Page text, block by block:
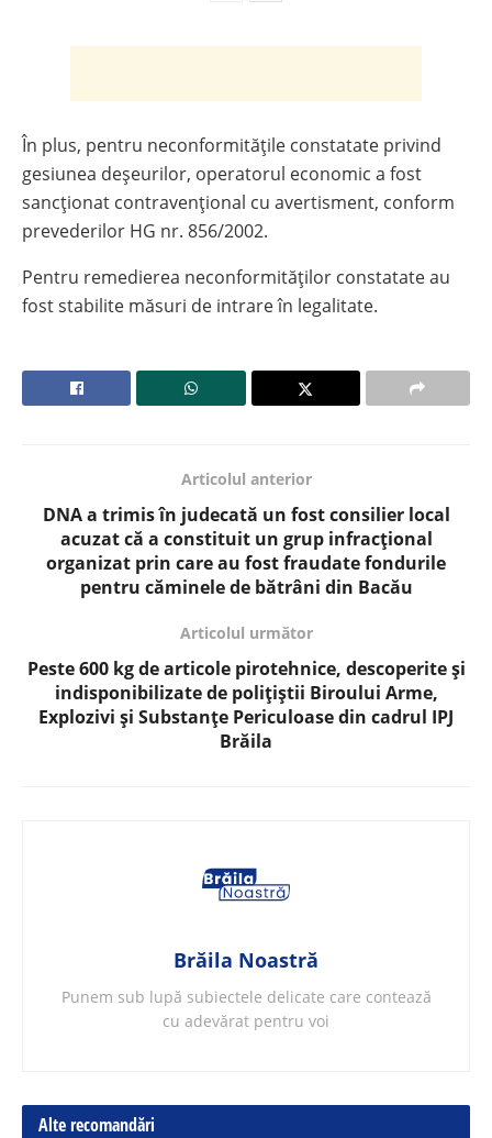
În plus, pentru neconformitățile constatate privind
gesiunea deșeurilor, operatorul economic a fost
sancționat contravențional cu avertisment, conform
prevederilor HG nr. 856/2002.
Pentru remedierea neconformităților constatate au
fost stabilite măsuri de intrare în legalitate.
Articolul anterior
DNA a trimis în judecată un fost consilier local
acuzat că a constituit un grup infracțional
organizat prin care au fost fraudate fondurile
pentru căminele de bătrâni din Bacău
Articolul următor
Peste 600 kg de articole pirotehnice, descoperite și
indisponibilizate de polițiștii Biroului Arme,
Explozivi și Substanțe Periculoase din cadrul IPJ
Brăila
Brăila Noastră
Punem sub lupă subiectele delicate care contează
cu adevărat pentru voi
Alte recomandări